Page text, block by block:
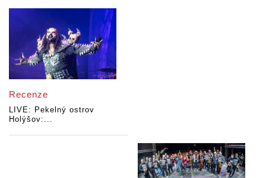
Recenze
LIVE: Pekelný ostrov
Holýšov:...